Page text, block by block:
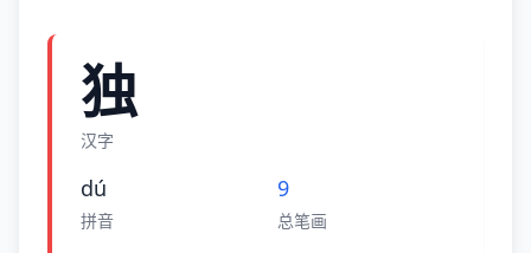
独
汉字
dú
拼音
9
总笔画